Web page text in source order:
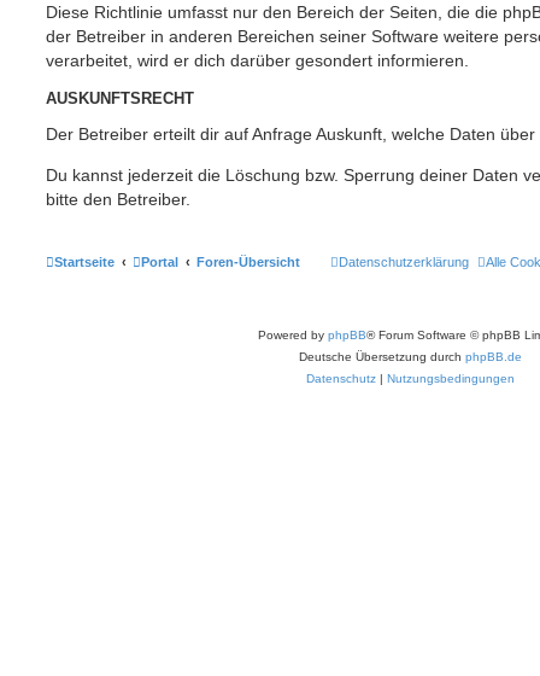
Diese Richtlinie umfasst nur den Bereich der Seiten, die die
der Betreiber in anderen Bereichen seiner Software weitere
verarbeitet, wird er dich darüber gesondert informieren.
AUSKUNFTSRECHT
Der Betreiber erteilt dir auf Anfrage Auskunft, welche Daten
Du kannst jederzeit die Löschung bzw. Sperrung deiner Daten
bitte den Betreiber.
Startseite Portal Foren-Übersicht Alle
Datenschutzerklärung
Powered by phpBB® Forum Software © phpBB
Deutsche Übersetzung durch phpBB.de
Datenschutz
Nutzungsbedingungen